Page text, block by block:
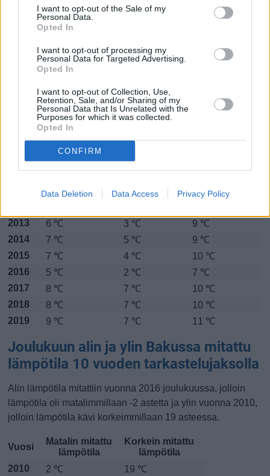
I want to opt-out of the Sale of my
Personal Data.
Opted In
I want to opt-out of processing my
Personal Data for Targeted Advertising.
Opted In
I want to opt-out of Collection, Use,
Retention, Sale, and/or Sharing of my
Personal Data that Is Unrelated with the
Purposes for which it was collected.
Opted In
CONFIRM
Data Deletion Data Access Privacy Policy
Kiinnostavatko sademäärät?
Katso miten paljon
aikaisempina vuosina.
Joulukuun keskilämpötila Bakussa 10
vuoden tarkastelujaksolla
Mikä on Bakun tavanomainen lämpötila joulukuussa.
Vuorokauden
keskilämpötila
keskimäärin
2010
7 ℃ 4 ℃
9 ℃
2013
6 ℃ 3 ℃
9 ℃
2014
7 ℃ 5 ℃
9 ℃
2015
7 ℃ 4 ℃
10 ℃
2016
5 ℃ 2 ℃
7 ℃
2017
8 ℃ 7 ℃
10 ℃
2018
8 ℃ 7 ℃
10 ℃
2019
9 ℃ 7 ℃ 11 ℃
Joulukuun alin ja ylin Bakussa mitattu
lämpötila 10 vuoden tarkastelujaksolla
Alin lämpötila mitattiin vuonna 2016 joulukuussa, jolloin
lämpötila oli matalimmillaan -2 astetta ja ylin vuonna 2010,
jolloin lämpötila kävi korkeimmillaan 19 asteessa.
Vuosi
Matalin mitattu
lämpötila
Korkein mitattu
lämpötila
2010
2 ℃
19 ℃